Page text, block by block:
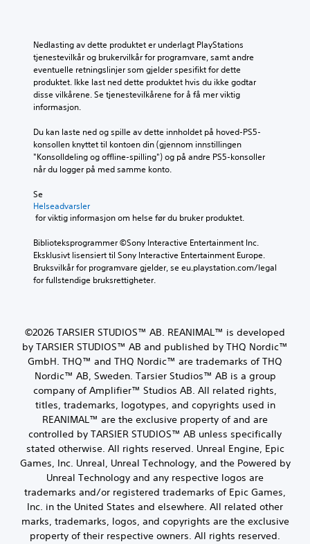
Nedlasting av dette produktet er underlagt PlayStations
tjenestevilkår og brukervilkår for programvare, samt andre
eventuelle retningslinjer som gjelder spesifikt for dette
produktet. Ikke last ned dette produktet hvis du ikke godtar
disse vilkårene. Se tjenestevilkårene for å få mer viktig
informasjon.
Du kan laste ned og spille av dette innholdet på hoved-PS5-
konsollen knyttet til kontoen din (gjennom innstillingen
"Konsolldeling og offline-spilling") og på andre PS5-konsoller
når du logger på med samme konto.
Se
Helseadvarsler
for viktig informasjon om helse før du bruker produktet.
Biblioteksprogrammer ©Sony Interactive Entertainment Inc.
Eksklusivt lisensiert til Sony Interactive Entertainment Europe.
Bruksvilkår for programvare gjelder, se eu.playstation.com/legal
for fullstendige bruksrettigheter.
©2026 TARSIER STUDIOS™ AB. REANIMAL™ is developed
by TARSIER STUDIOS™ AB and published by THQ Nordic™
GmbH. THQ™ and THQ Nordic™ are trademarks of THQ
Nordic™ AB, Sweden. Tarsier Studios™ AB is a group
company of Amplifier™ Studios AB. All related rights,
titles, trademarks, logotypes, and copyrights used in
REANIMAL™ are the exclusive property of and are
controlled by TARSIER STUDIOS™ AB unless specifically
stated otherwise. All rights reserved. Unreal Engine, Epic
Games, Inc. Unreal, Unreal Technology, and the Powered by
Unreal Technology and any respective logos are
trademarks and/or registered trademarks of Epic Games,
Inc. in the United States and elsewhere. All related other
marks, trademarks, logos, and copyrights are the exclusive
property of their respective owners. All rights reserved.